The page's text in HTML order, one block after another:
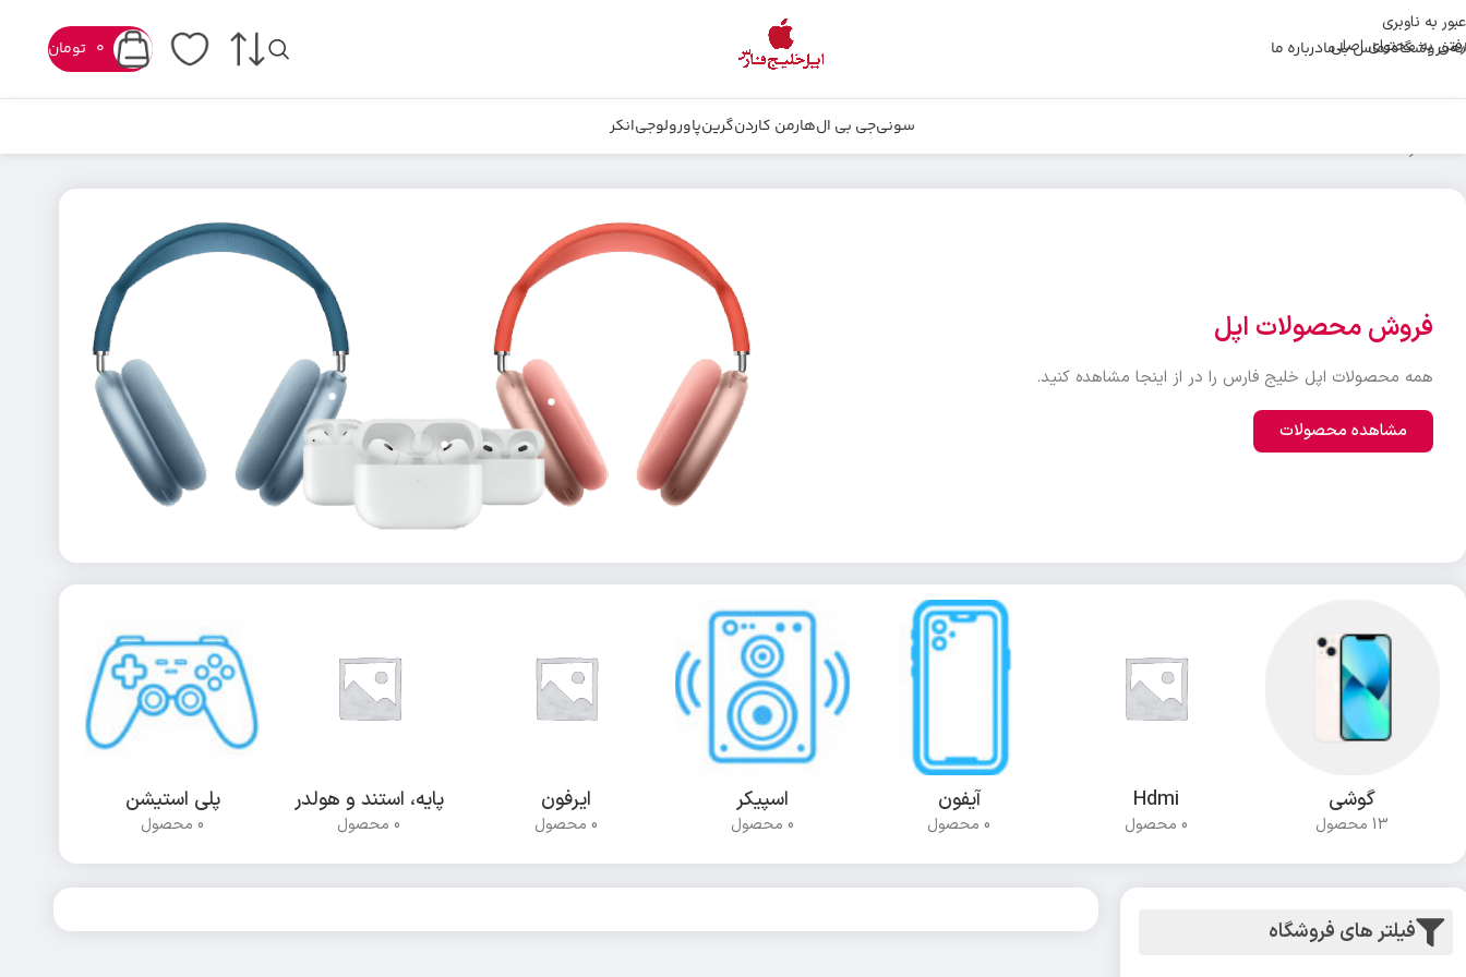
عبور به ناوبری
رفتن به محتوای اصلی
فروشگاهتماس با مادرباره ما 0 تومان
سونیجی بی الهارمن کاردنگرینپاورولوجیانکر
خانه انکر
فروش محصولات اپل
همه محصولات اپل خلیج فارس را در از اینجا مشاهده کنید.
مشاهده محصولات
گوشی
13 محصول
Hdmi
0 محصول
آیفون
0 محصول
اسپیکر
0 محصول
ایرفون
0 محصول
پایه، استند و هولدر
0 محصول
پلی استیشن
0 محصول
فیلتر های فروشگاه